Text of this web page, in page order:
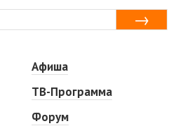
Афиша
ТВ-Программа
Форум